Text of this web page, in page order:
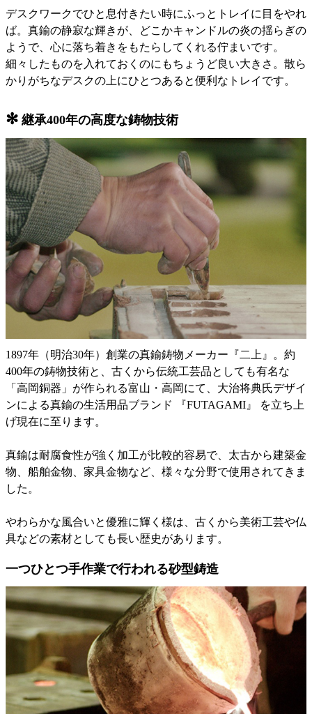
デスクワークでひと息付きたい時にふっとトレイに目をやれ
ば。真鍮の静寂な輝きが、どこかキャンドルの炎の揺らぎの
ようで、心に落ち着きをもたらしてくれる佇まいです。
細々したものを入れておくのにもちょうど良い大きさ。散ら
かりがちなデスクの上にひとつあると便利なトレイです。
✻ 継承400年の高度な鋳物技術
1897年（明治30年）創業の真鍮鋳物メーカー『二上』。約
400年の鋳物技術と、古くから伝統工芸品としても有名な
「高岡銅器」が作られる富山・高岡にて、大治将典氏デザイ
ンによる真鍮の生活用品ブランド 『FUTAGAMI』 を立ち上
げ現在に至ります。
真鍮は耐腐食性が強く加工が比較的容易で、太古から建築金
物、船舶金物、家具金物など、様々な分野で使用されてきま
した。
やわらかな風合いと優雅に輝く様は、古くから美術工芸や仏
具などの素材としても長い歴史があります。
一つひとつ手作業で行われる砂型鋳造